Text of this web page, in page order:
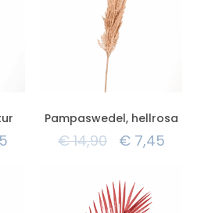
Pampaswedel, hellrosa
€14,90 € 7,45